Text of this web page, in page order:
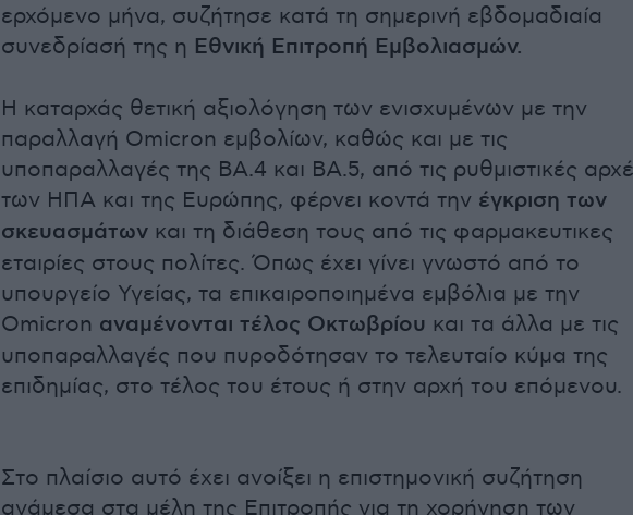
ερχόμενο μήνα, συζήτησε κατά τη σημερινή εβδομαδιαία
συνεδρίασή της η Εθνική Επιτροπή Εμβολιασμών.
Η καταρχάς θετική αξιολόγηση των ενισχυμένων με την
παραλλαγή Omicron εμβολίων, καθώς και με τις
υποπαραλλαγές της ΒΑ.4 και ΒΑ.5, από τις ρυθμιστικές
των ΗΠΑ και της Ευρώπης, φέρνει κοντά την έγκριση των
σκευασμάτων και τη διάθεση τους από τις φαρμακευτικες
εταιρίες στους πολίτες. Όπως έχει γίνει γνωστό από το
υπουργείο Υγείας, τα επικαιροποιημένα εμβόλια με την
Omicron αναμένονται τέλος Οκτωβρίου και τα άλλα με τις
υποπαραλλαγές που πυροδότησαν το τελευταίο κύμα της
επιδημίας, στο τέλος του έτους ή στην αρχή του επόμενου.
Στο πλαίσιο αυτό έχει ανοίξει η επιστημονική συζήτηση
ανάμεσα στα μέλη της Επιτροπής για τη χορήγηση των